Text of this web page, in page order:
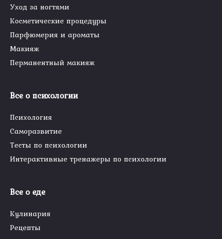
Уход за ногтями
Косметические процедуры
Парфюмерия и ароматы
Макияж
Перманентный макияж
Все о психологии
Психология
Саморазвитие
Тесты по психологии
Интерактивные тренажеры по психологии
Все о еде
Кулинария
Рецепты